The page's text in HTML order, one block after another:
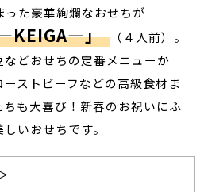
た豪華絢爛なおせちが
」
（４人前）。
どおせちの定番メニューか
ストビーフなどの高級食材ま
も大喜び！新春のお祝いにふ
いおせちです。